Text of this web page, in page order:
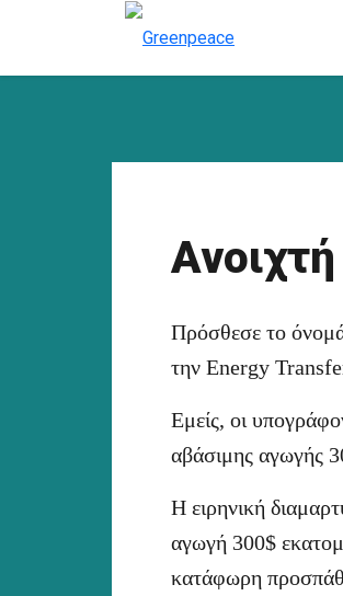
Πρόσθεσε το
την Energy
Εμείς, οι
αβάσιμης αγωγής
Η ειρηνική
αγωγή 300$
κατάφωρη